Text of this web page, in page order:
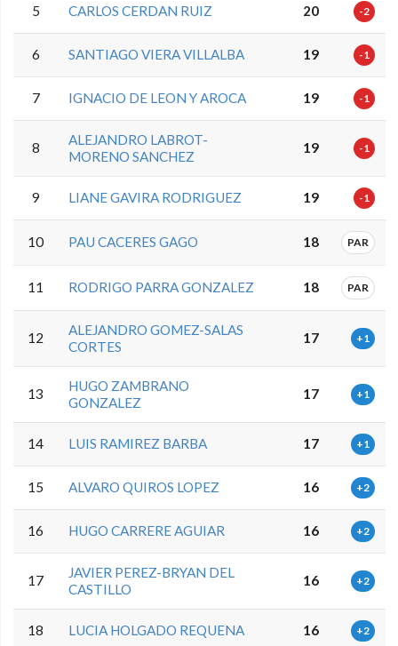
5 CARLOS CERDAN RUIZ 20 -2
6 SANTIAGO VIERA VILLALBA 19 -1
7 IGNACIO DE LEON Y AROCA 19 -1
8
ALEJANDRO LABROT-
MORENO SANCHEZ
19 -1
9 LIANE GAVIRA RODRIGUEZ 19 -1
10 PAU CACERES GAGO 18 PAR
11 RODRIGO PARRA GONZALEZ 18 PAR
12
ALEJANDRO GOMEZ-SALAS
CORTES
17 +1
13
HUGO ZAMBRANO
GONZALEZ
17 +1
14 LUIS RAMIREZ BARBA 17 +1
15 ALVARO QUIROS LOPEZ 16 +2
16 HUGO CARRERE AGUIAR 16 +2
17
JAVIER PEREZ-BRYAN DEL
CASTILLO
16 +2
18 LUCIA HOLGADO REQUENA 16 +2